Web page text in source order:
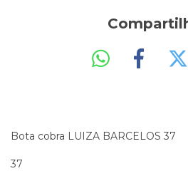
Bota cobra LUIZA BARCELOS 37
37